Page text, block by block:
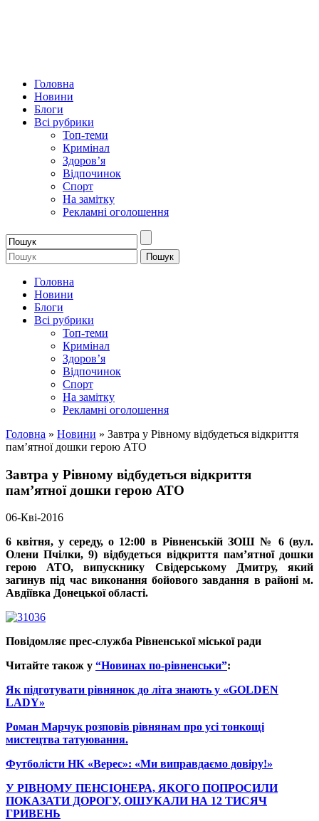
Головна
Новини
Блоги
Всі рубрики
Топ-теми
Кримінал
Здоров’я
Відпочинок
Спорт
На замітку
Рекламні оголошення
Головна
Новини
Блоги
Всі рубрики
Топ-теми
Кримінал
Здоров’я
Відпочинок
Спорт
На замітку
Рекламні оголошення
Головна » Новини » Завтра у Рівному відбудеться відкриття
пам’ятної дошки герою АТО
Завтра у Рівному відбудеться відкриття
пам’ятної дошки герою АТО
06-Кві-2016
6 квітня, у середу, о 12:00 в Рівненській ЗОШ № 6 (вул.
Олени Пчілки, 9) відбудеться відкриття пам’ятної дошки
герою АТО, випускнику Свідерському Дмитру, який
загинув під час виконання бойового завдання в районі м.
Авдіївка Донецької області.
Повідомляє прес-служба Рівненської міської ради
Читайте також у “Новинах по-рівненськи”:
Як підготувати рівнянок до літа знають у «GOLDEN
LADY»
Роман Марчук розповів рівнянам про усі тонкощі
мистецтва татуювання.
Футболісти НК «Верес»: «Ми виправдаємо довіру!»
У РІВНОМУ ПЕНСІОНЕРА, ЯКОГО ПОПРОСИЛИ
ПОКАЗАТИ ДОРОГУ, ОШУКАЛИ НА 12 ТИСЯЧ
ГРИВЕНЬ